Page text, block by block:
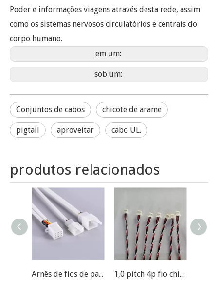
Poder e informações viagens através desta rede, assim
como os sistemas nervosos circulatórios e centrais do
corpo humano.
em um:
sob um:
Conjuntos de cabos chicote de arame
pigtail aproveitar cabo UL.
produtos relacionados
Arnês de fios de passo de 3,6 mm para automóvel 1,0 pitch 4p fio chicote